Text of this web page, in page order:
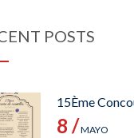
POSTS
15Ème
8 /MAYO